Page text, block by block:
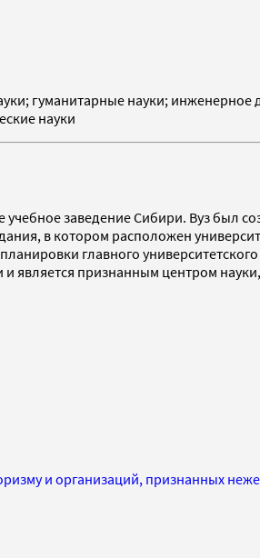
гуманитарные науки;
науки
заведение Сибири. Вуз был
в котором расположен
главного
и является признанным центром
и организаций, признанных